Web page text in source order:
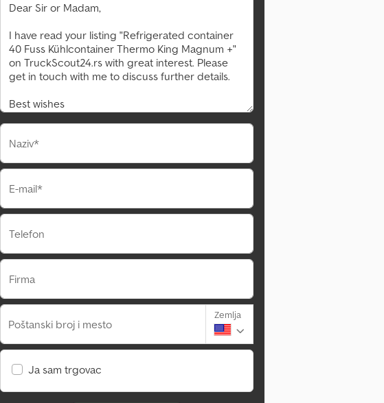
Naziv*
E-mail*
Telefon
Firma
Poštanski broj i mesto
Zemlja
Ja sam trgovac